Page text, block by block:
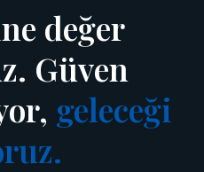
değer
Güven
geleceği